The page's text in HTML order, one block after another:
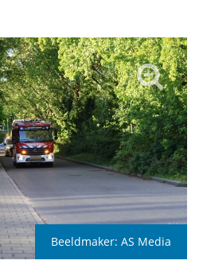
Beeldmaker: AS Media